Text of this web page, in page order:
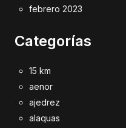
febrero 2023
Categorías
15 km
aenor
ajedrez
alaquas